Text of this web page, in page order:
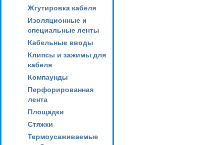
Жгутировка кабеля
Изоляционные и
специальные ленты
Кабельные вводы
Клипсы и зажимы для
кабеля
Компаунды
Перфорированная
лента
Площадки
Стяжки
Термоусаживаемые